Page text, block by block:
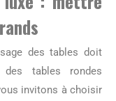
des tables doit
des tables rondes
invitons à choisir